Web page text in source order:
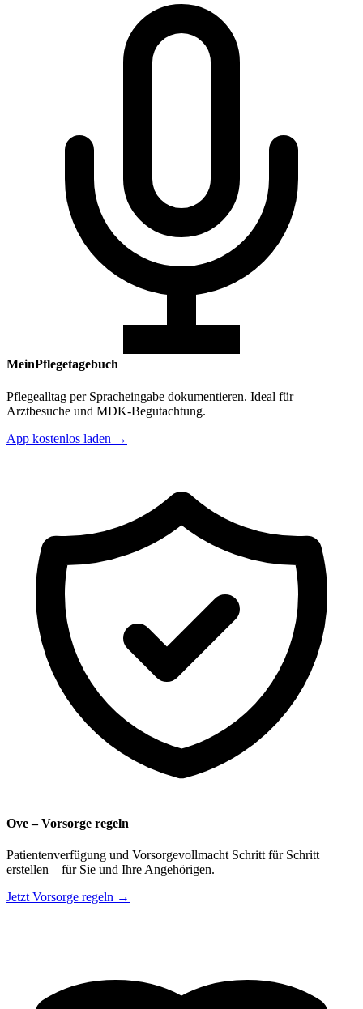
MeinPflegetagebuch
Pflegealltag per Spracheingabe dokumentieren. Ideal für
Arztbesuche und MDK-Begutachtung.
App kostenlos laden →
Ove – Vorsorge regeln
Patientenverfügung und Vorsorgevollmacht Schritt für Schritt
erstellen – für Sie und Ihre Angehörigen.
Jetzt Vorsorge regeln →